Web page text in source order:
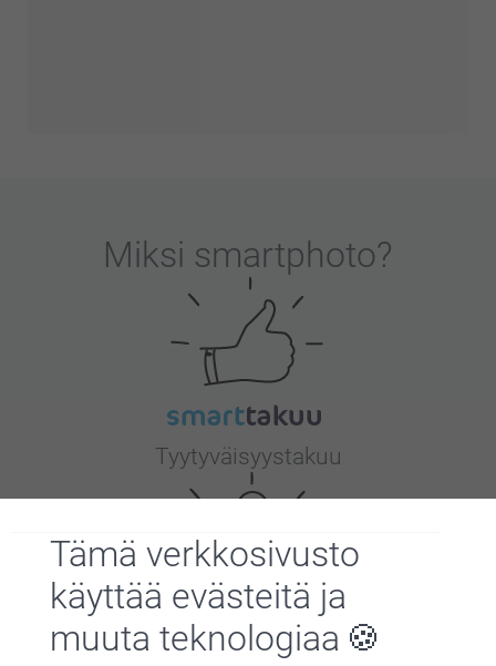
Tämä verkkosivusto
käyttää evästeitä ja
muuta teknologiaa
Miksi smartphoto?
Tyytyväisyystakuu
Bonusta kaikista tilauksista